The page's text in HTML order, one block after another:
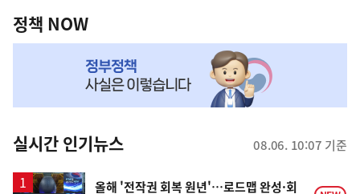
책
NOW,
뉴
스
정책 NOW
실시간 인기뉴스 08.06. 10:07 기준
올해 '전작권 회복 원년'…로드맵 완성·회